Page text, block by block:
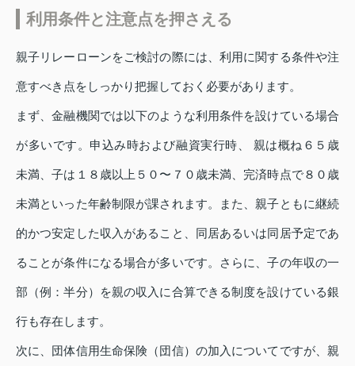
利用条件と注意点を押さえる
親子リレーローンをご検討の際には、利用に関する条件や注
意すべき点をしっかり把握しておく必要があります。
まず、金融機関では以下のような利用条件を設けている場合
が多いです。申込み時および融資実行時、 親は概ね６５歳
未満、子は１８歳以上５０〜７０歳未満、完済時点で８０歳
未満といった年齢制限が課されます。また、親子ともに継続
的かつ安定した収入があること、同居あるいは同居予定であ
ることが条件になる場合が多いです。さらに、子の年収の一
部（例：半分）を親の収入に合算できる制度を設けている銀
行も存在します。
次に、団体信用生命保険（団信）の加入についてですが、親